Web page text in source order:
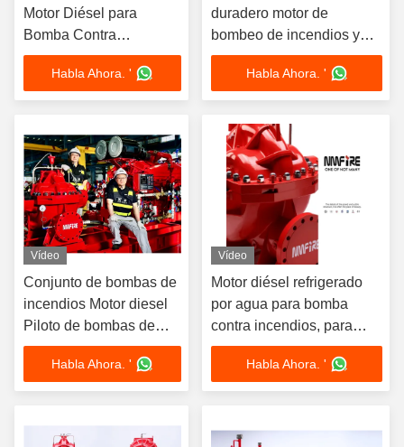
Motor Diésel para
Bomba Contra
Incendios NMFIRE
Habla Ahora. '
duradero motor de
bombeo de incendios y
tanque de combustible
Capacidad 50-550
galones 1250GPM
Habla Ahora. '
Vídeo
Conjunto de bombas de
incendios Motor diesel
Piloto de bombas de
incendios con
capacidad de tanque de
combustible de 130-
velocidad de flujo de
Habla Ahora. '
Vídeo
Motor diésel refrigerado
por agua para bomba
contra incendios, para
grupo de bombeo contra
incendios, velocidad
1500-3000 RPM, motor
agua, 1000 GPM
Habla Ahora. '